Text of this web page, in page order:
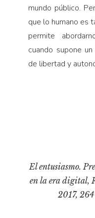
mundo público.
que lo humano es
permite
cuando supone
de libertad y
El entusiasmo.
en la era digital,
2017,